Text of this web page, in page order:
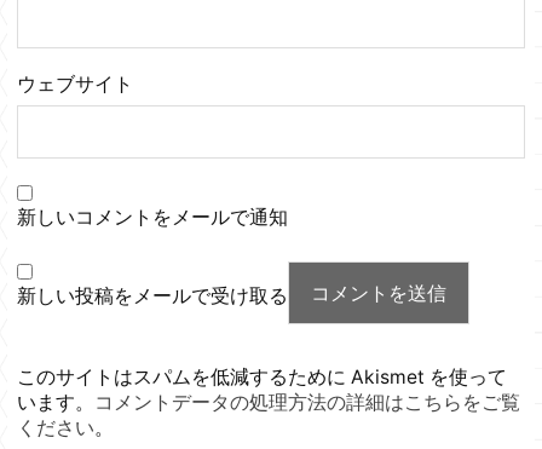
ウェブサイト
新しいコメントをメールで通知
新しい投稿をメールで受け取る
このサイトはスパムを低減するために Akismet を使って
います。
コメントデータの処理方法の詳細はこちらをご覧
ください。